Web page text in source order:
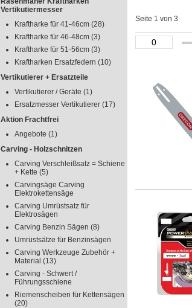
Vertikutiermesser
Kraftharke für 41-46cm (28)
Kraftharke für 46-48cm (3)
Kraftharke für 51-56cm (3)
Kraftharken Ersatzfedern (10)
Vertikutierer + Ersatzteile
Vertikutierer / Geräte (1)
Ersatzmesser Vertikutierer (17)
Aktion Frachtfrei
Angebote (1)
Carving - Holzschnitzen
Carving Verschleißsatz = Schiene
+ Kette (5)
Carvingsäge Carving
Elektrokettensäge
Carving Umrüstsatz für
Elektrosägen
Carving Benzin Sägen (8)
Umrüstsätze für Benzinsägen
Carving Werkzeuge Zubehör +
Material (13)
Carving - Schwert /
Führungsschiene
Riemenscheiben für Kettensägen
(20)
Seite 1 von 3